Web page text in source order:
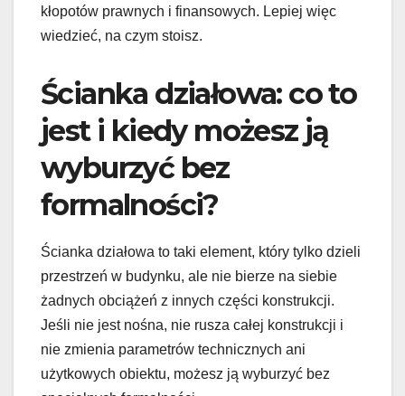
kłopotów prawnych i finansowych. Lepiej więc
wiedzieć, na czym stoisz.
Ścianka działowa: co to
jest i kiedy możesz ją
wyburzyć bez
formalności?
Ścianka działowa to taki element, który tylko dzieli
przestrzeń w budynku, ale nie bierze na siebie
żadnych obciążeń z innych części konstrukcji.
Jeśli nie jest nośna, nie rusza całej konstrukcji i
nie zmienia parametrów technicznych ani
użytkowych obiektu, możesz ją wyburzyć bez